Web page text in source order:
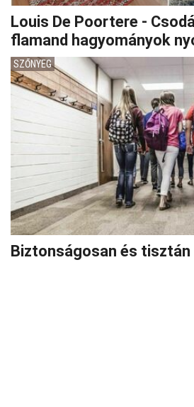
Louis De Poortere -
flamand hagyományok
SZŐNYEG
Biztonságosan és tisztán